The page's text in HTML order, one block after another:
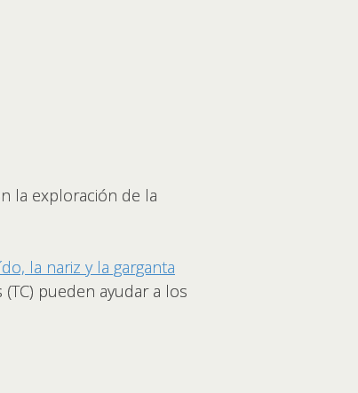
la exploración de la
la nariz y la garganta
pueden ayudar a los